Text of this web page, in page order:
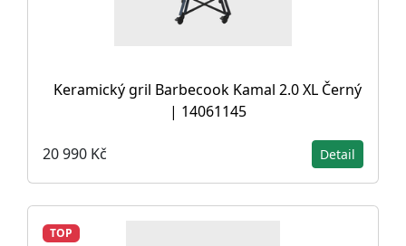
Keramický gril Barbecook Kamal 2.0 XL Černý
| 14061145
20 990 Kč Detail
TOP